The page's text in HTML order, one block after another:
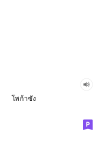
โพก้าซัง